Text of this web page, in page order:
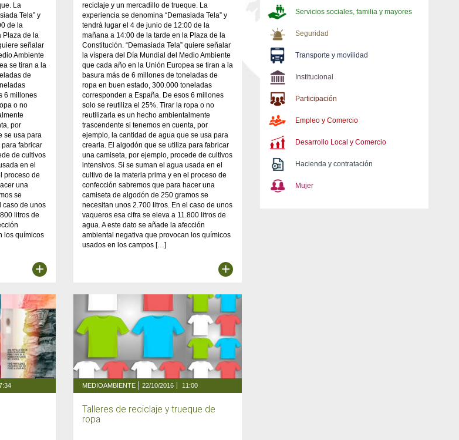
La
Tela” y
de la
Plaza de la
señalar
Ambiente
se tiran a la
de
6 millones
o no
por
se usa para
fabricar
de cultivos
en el
proceso de
una
se
caso de unos
litros de
los químicos
+
reciclaje y un mercadillo de trueque. La
experiencia se denomina “Demasiada Tela” y
tendrá lugar el 4 de junio de 12:00 de la
mañana a 14:00 de la tarde en la Plaza de la
Constitución. “Demasiada Tela” quiere señalar
la víspera del Día Mundial del Medio Ambiente
que cada año en la Unión Europea se tiran a la
basura más de 6 millones de toneladas de
ropa en buen estado, 300.000 toneladas
corresponden a España. De esos 6 millones
solo se reutiliza el 25%. Tirar la ropa o no
reutilizarla es un hecho ambientalmente
trascendente si tenemos en cuenta, por
ejemplo, la cantidad de agua que se usa para
crearla. El algodón que se utiliza para fabricar
una camiseta, por ejemplo, procede de cultivos
intensivos. Si se suman el agua usada en el
cultivo de la materia prima y en el proceso de
confección sabremos que para hacer una
camiseta de algodón de 250 gramos se
necesitan unos 2.700 litros. En el caso de unos
vaqueros esa cifra se eleva a 11.800 litros de
agua. A este dato se añade la afección
ambiental negativa que provocan los químicos
usados en los campos […]
+
MEDIOAMBIENTE 22/10/2016 11:00
Talleres de reciclaje y trueque de
ropa
Servicios sociales, familia y mayores
Seguridad
Transporte y movilidad
Institucional
Participación
Empleo y Comercio
Desarrollo Local y Comercio
Hacienda y contratación
Mujer